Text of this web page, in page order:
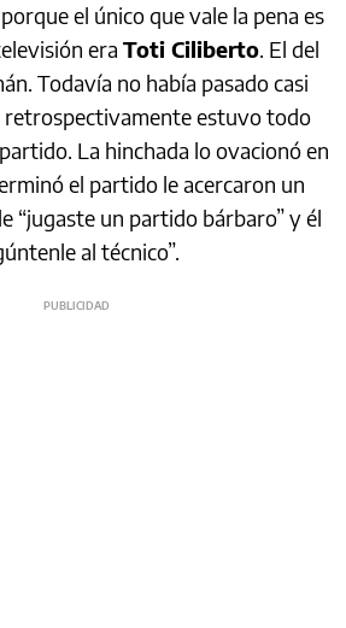
el único que vale la pena es
era Toti Ciliberto. El del
Todavía no había pasado casi
retrospectivamente estuvo todo
La hinchada lo ovacionó en
el partido le acercaron un
“jugaste un partido bárbaro” y él
al técnico”.